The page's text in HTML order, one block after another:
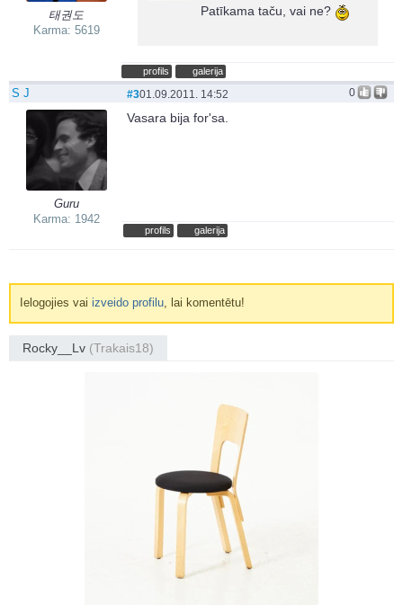
태권도
Karma: 5619
Patīkama taču, vai ne?
profils galerija
S J
Guru
Karma: 1942
0
#301.09.2011. 14:52
Vasara bija for'sa.
profils galerija
Ielogojies vaiizveido profilu, lai komentētu!
Rocky__Lv (Trakais18)